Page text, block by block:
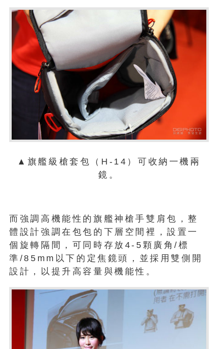
▲旗艦級槍套包（H-14）可收納一機兩
鏡。
而強調高機能性的旗艦神槍手雙肩包，整
體設計強調在包包的下層空間裡，設置一
個旋轉隔間，可同時存放4-5顆廣角/標
準/85mm以下的定焦鏡頭，並採用雙側開
設計，以提升高容量與機能性。